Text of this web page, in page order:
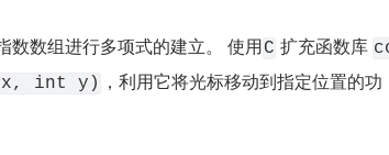
数数组进行多项式的建立。 使用C 扩充函数库
x, int y)
，利用它将光标移动到指定位置的功